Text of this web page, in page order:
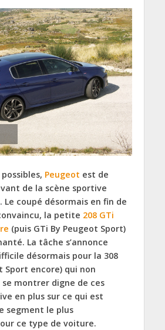
Peugeot est de
de la scène sportive
. Le coupé désormais en fin de
la petite 208 GTi
(puis GTi By Peugeot Sport)
La tâche s’annonce
désormais pour la 308
Sport encore) qui non
montrer digne de ces
en plus sur ce qui est
segment le plus
ce type de voiture.